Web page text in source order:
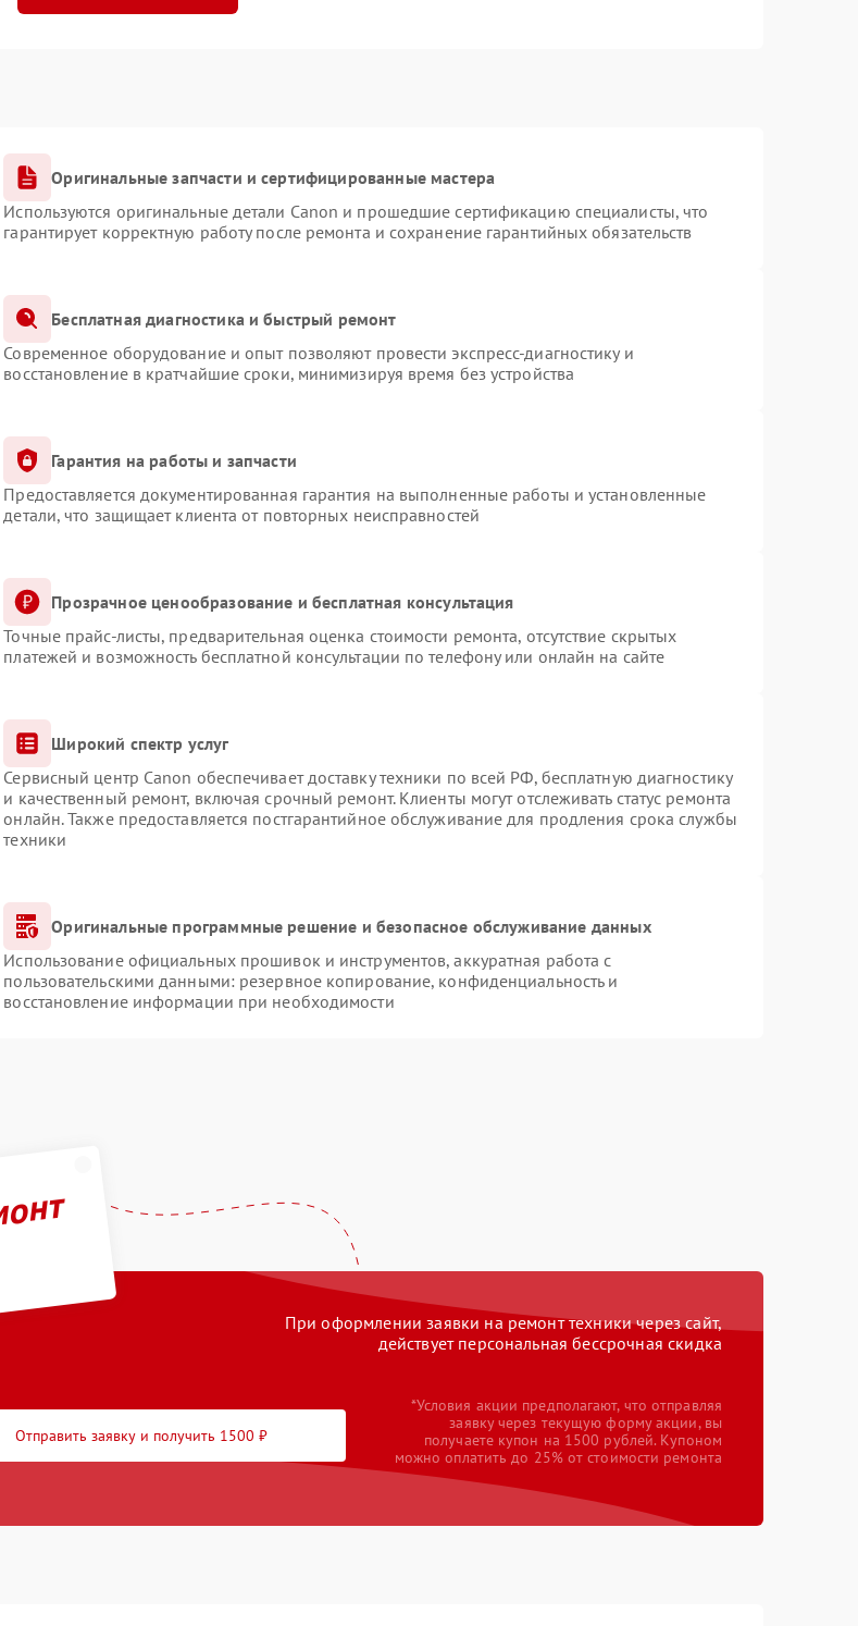
Оригинальные запчасти и сертифицированные мастера
Используются оригинальные детали Canon и прошедшие сертификацию специалисты, что
гарантирует корректную работу после ремонта и сохранение гарантийных обязательств
Бесплатная диагностика и быстрый ремонт
Современное оборудование и опыт позволяют провести экспресс-диагностику и
восстановление в кратчайшие сроки, минимизируя время без устройства
Гарантия на работы и запчасти
Предоставляется документированная гарантия на выполненные работы и установленные
детали, что защищает клиента от повторных неисправностей
Прозрачное ценообразование и бесплатная консультация
Точные прайс-листы, предварительная оценка стоимости ремонта, отсутствие скрытых
платежей и возможность бесплатной консультации по телефону или онлайн на сайте
Широкий спектр услуг
Сервисный центр Canon обеспечивает доставку техники по всей РФ, бесплатную диагностику
и качественный ремонт, включая срочный ремонт. Клиенты могут отслеживать статус ремонта
онлайн. Также предоставляется постгарантийное обслуживание для продления срока службы
техники
Оригинальные программные решение и безопасное обслуживание данных
Использование официальных прошивок и инструментов, аккуратная работа с
пользовательскими данными: резервное копирование, конфиденциальность и
восстановление информации при необходимости
При оформлении заявки на ремонт техники через сайт,
действует персональная бессрочная скидка
Отправить заявку и получить 1500 ₽
*Условия акции предполагают, что отправляя
заявку через текущую форму акции, вы
получаете купон на 1500 рублей. Купоном
можно оплатить до 25% от стоимости ремонта